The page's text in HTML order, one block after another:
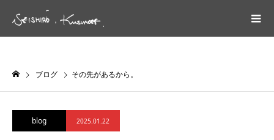
ブログ その先があるから。
blog 2025.01.22